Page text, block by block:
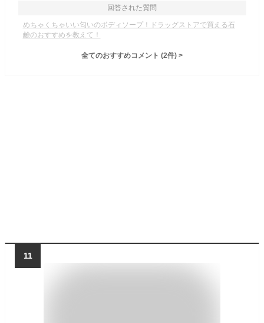
回答された質問
めちゃくちゃいい匂いのボディソープ！ドラッグストアで買える石
鹸のおすすめを教えて！
全てのおすすめコメント (2件) >
11